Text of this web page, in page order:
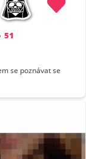
51
se poznávat se